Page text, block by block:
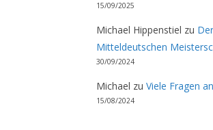
15/09/2025
Michael Hippenstiel zu
Mitteldeutschen
30/09/2024
Michael zu Viele Fragen
15/08/2024